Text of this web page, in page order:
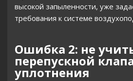
высокой запыленности, уже
требования к системе
Ошибка 2: не
перепускной
уплотнения